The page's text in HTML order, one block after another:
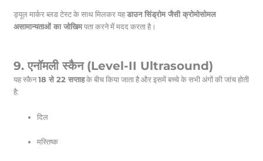
ड्यूल मार्कर ब्लड टेस्ट के साथ मिलकर यहडाउन सिंड्रोम जैसी क्रोमोसोमल
असामान्यताओं का जोखिमपता करने में मदद करता है।
9. एनॉमली स्कैन (Level-II Ultrasound)
यह स्कैन18 से 22 सप्ताहके बीच किया जाता है और इसमें बच्चे के सभी अंगों की जांच होती
है:
दिल
मस्तिष्क